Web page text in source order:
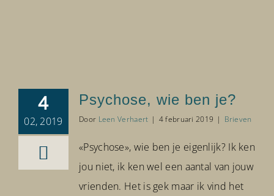
4
02, 2019
Psychose, wie ben je?
Door Leen Verhaert | 4 februari 2019 | Brieven
«Psychose», wie ben je eigenlijk? Ik ken
jou niet, ik ken wel een aantal van jouw
vrienden. Het is gek maar ik vind het